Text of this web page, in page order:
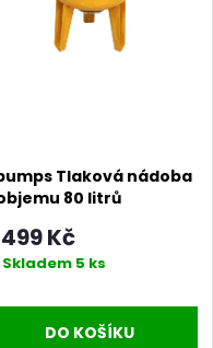
Tlaková nádoba
80 litrů
Kč
Skladem 5 ks
DO KOŠÍKU